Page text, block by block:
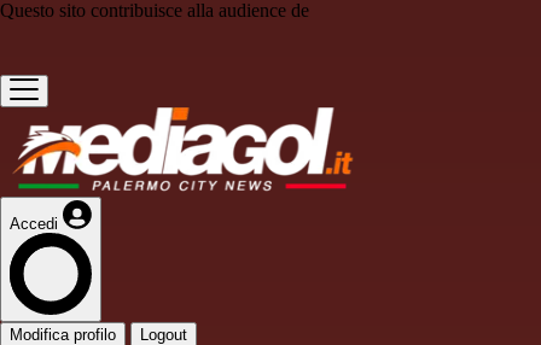
Questo sito contribuisce alla audience de
Accedi
Modifica profilo Logout